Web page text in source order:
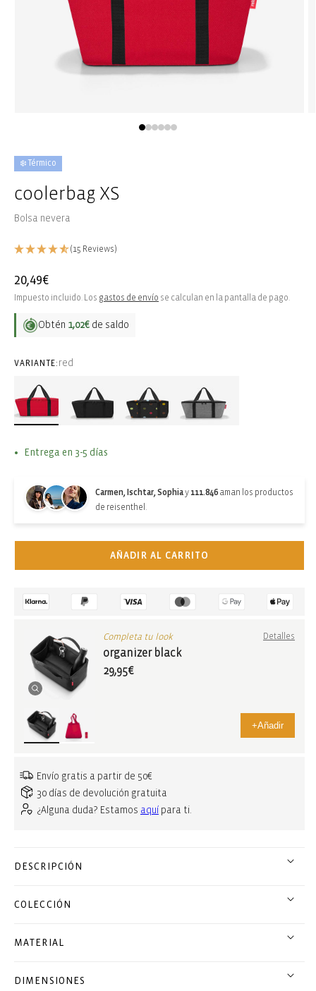
en
una
modal
❄️ Térmico
coolerbag XS
Bolsa nevera
(15 Reviews)
Precio
habitual
20,49€
Impuesto incluido. Los gastos de envío se calculan en la pantalla de pago.
Obtén 1,02€ de saldo
VARIANTE: red
Entrega en 3-5 días
Carmen, Ischtar, Sophiay 111.846 aman los productos
de reisenthel.
AÑADIR AL CARRITO
Completa tu look Detalles
organizer black
29,95€
+Añadir
Envío gratis a partir de 50€
30 días de devolución gratuita
¿Alguna duda? Estamos aquí para ti.
DESCRIPCIÓN
COLECCIÓN
MATERIAL
DIMENSIONES